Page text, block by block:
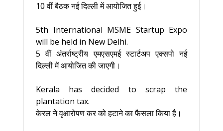
10 वीं बैठक नई दिल्ली में आयोजित हुई।
5th International MSME Startup Expo
will be held in New Delhi.
5 वीं अंतर्राष्ट्रीय एमएसएमई स्टार्टअप एक्सपो नई
दिल्ली में आयोजित की जाएगी।
Kerala has decided to scrap the
plantation tax.
केरल ने वृक्षारोपण कर को हटाने का फैसला किया है।